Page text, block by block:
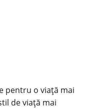
pentru o viață mai
de viață mai